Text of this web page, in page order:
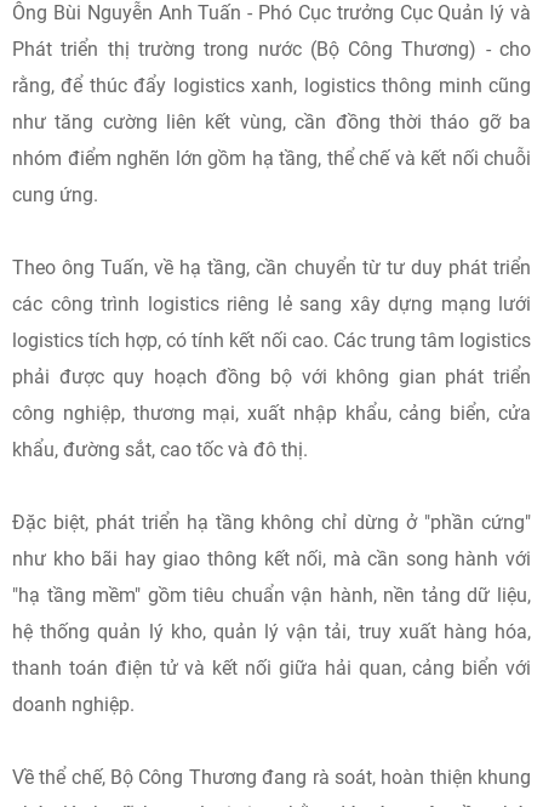
Ông Bùi Nguyễn Anh Tuấn - Phó Cục trưởng Cục Quản lý và
Phát triển thị trường trong nước (Bộ Công Thương) - cho
rằng, để thúc đẩy logistics xanh, logistics thông minh cũng
như tăng cường liên kết vùng, cần đồng thời tháo gỡ ba
nhóm điểm nghẽn lớn gồm hạ tầng, thể chế và kết nối chuỗi
cung ứng.
Theo ông Tuấn, về hạ tầng, cần chuyển từ tư duy phát triển
các công trình logistics riêng lẻ sang xây dựng mạng lưới
logistics tích hợp, có tính kết nối cao. Các trung tâm logistics
phải được quy hoạch đồng bộ với không gian phát triển
công nghiệp, thương mại, xuất nhập khẩu, cảng biển, cửa
khẩu, đường sắt, cao tốc và đô thị.
Đặc biệt, phát triển hạ tầng không chỉ dừng ở "phần cứng"
như kho bãi hay giao thông kết nối, mà cần song hành với
"hạ tầng mềm" gồm tiêu chuẩn vận hành, nền tảng dữ liệu,
hệ thống quản lý kho, quản lý vận tải, truy xuất hàng hóa,
thanh toán điện tử và kết nối giữa hải quan, cảng biển với
doanh nghiệp.
Về thể chế, Bộ Công Thương đang rà soát, hoàn thiện khung